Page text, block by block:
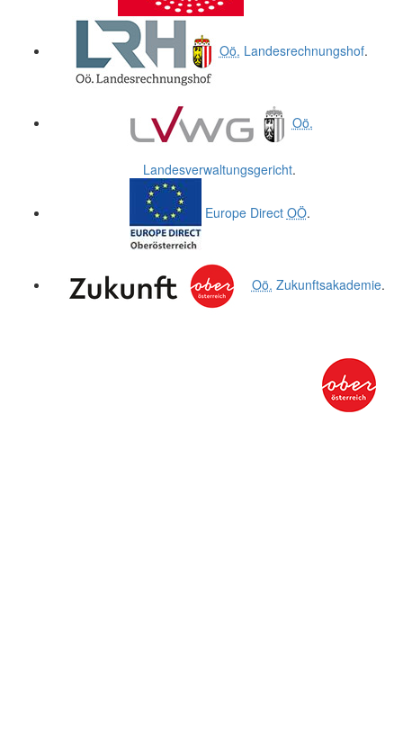
Oö. Landesrechnungshof.
Oö.
Landesverwaltungsgericht.
Europe Direct OÖ.
Oö. Zukunftsakademie.